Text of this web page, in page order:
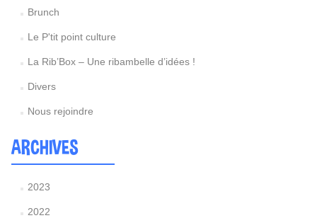
Brunch
Le P'tit point culture
La Rib’Box – Une ribambelle d’idées !
Divers
Nous rejoindre
ARCHIVES
2023
2022